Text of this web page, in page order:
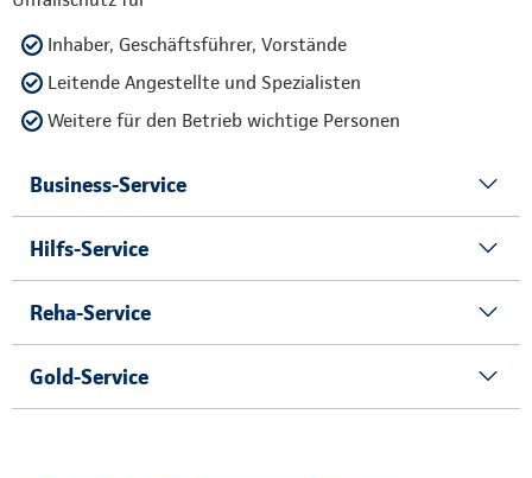
Inhaber, Geschäftsführer, Vorstände
Leitende Angestellte und Spezialisten
Weitere für den Betrieb wichtige Personen
Business-Service
Hilfs-Service
Reha-Service
Gold-Service